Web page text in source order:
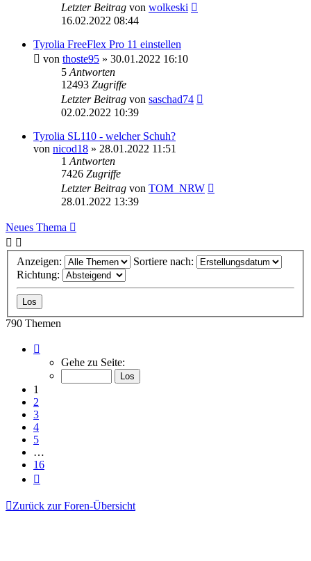
Letzter Beitrag von wolkeski
16.02.2022 08:44
Tyrolia FreeFlex Pro 11 einstellen
von thoste95 » 30.01.2022 16:10
5 Antworten
12493 Zugriffe
Letzter Beitrag von saschad74
02.02.2022 10:39
Tyrolia SL110 - welcher Schuh?
von nicod18 » 28.01.2022 11:51
1 Antworten
7426 Zugriffe
Letzter Beitrag von TOM_NRW
28.01.2022 13:39
Neues Thema
Anzeigen:
Sortiere nach:
Richtung:
790 Themen
von
Gehe zu Seite:
1
2
3
4
5
…
16
Zurück zur Foren-Übersicht